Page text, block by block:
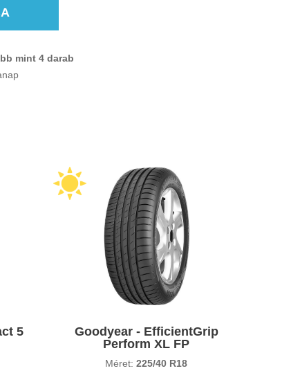
mint 4 darab
5
Goodyear - EfficientGrip
Perform XL FP
Méret:225/40 R18